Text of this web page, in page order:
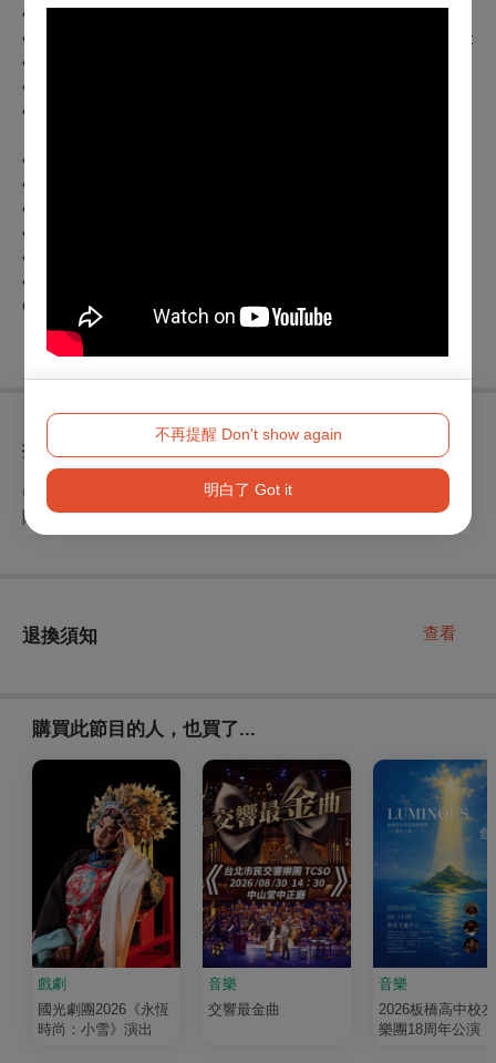
不再提醒 Don't show again
明白了 Got it
•J.S. Bach –Chaconne(fromPartita No. 2)
• G. Chen & Z. He –
Butterfly Lovers Violin Concerto – Excerpt
•C. Debussy –
•C. Debussy –
•C. Gardel –
•S. Barber –
•A. Piazzolla –
•A. Piazzolla –
•M. Ravel –
•J. Hisaishi –
•J. Hisaishi –
G. Chen –
The Moon Represents My Heart
折扣方案
◎身心障礙人士及陪同者1名購票5折優待，入場時應出示身心
障礙手冊，陪同者與身障者需同時入場
退換須知 查看
購買此節目的人，也買了...
戲劇
國光劇團2026《永恆
時尚：小雪》演出
音樂
交響最金曲
音樂
2026板橋高中校
樂團18周年公演